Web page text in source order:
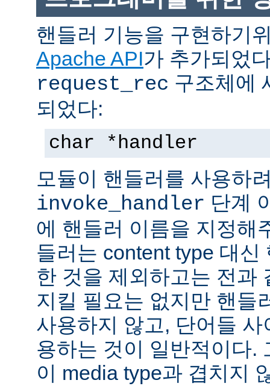
핸들러 기능을 구현하기
Apache API가 추가되었
request_rec 구조체에
되었다:
char *handler
모듈이 핸들러를 사용하
invoke_handler 단계
에 핸들러 이름을 지정해
들러는 content type 대신
한 것을 제외하고는 전과
지킬 필요는 없지만 핸들
사용하지 않고, 단어들
용하는 것이 일반적이다.
이 media type과 겹치지